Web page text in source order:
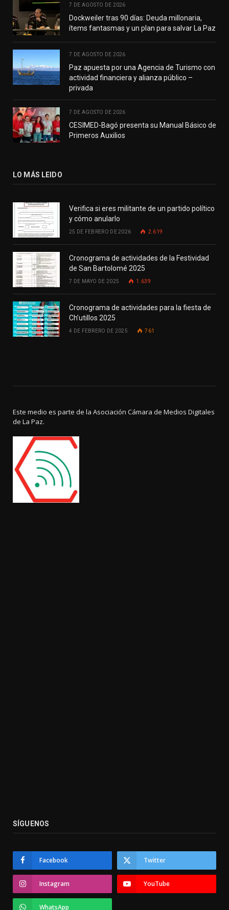
7 DE AGOSTO DE 2026
Dockweiler tras 90 días: Deuda millonaria,
ítems fantasmas y un plan para salvar La Paz
7 DE AGOSTO DE 2026
Paz apuesta por una Agencia de Turismo con
actividad financiera y alianza público –
privada
7 DE AGOSTO DE 2026
CESIMED-Bagó presenta su Manual Básico de
Primeros Auxilios
LO MÁS LEIDO
Verifica si eres militante de un partido político
y cómo anularlo
25 DE FEBRERO DE 2026 2.619
Cronograma de actividades de la Festividad
de San Bartolomé 2025
7 DE MAYO DE 2025 1.639
Cronograma de actividades para la fiesta de
Ch’utillos 2025
4 DE FEBRERO DE 2025 761
Este medio es parte de la Asociación Cámara de Medios Digitales
de La Paz.
SÍGUENOS
Facebook Twitter
Instagram YouTube
WhatsApp